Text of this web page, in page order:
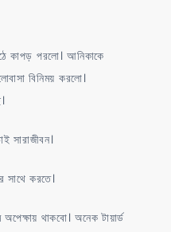
কাপড় পরলো। আনিকাকে
বিনিময় করলো।
সারাজীবন।
সাথে করতে।
থাকবো। অনেক টায়ার্ড